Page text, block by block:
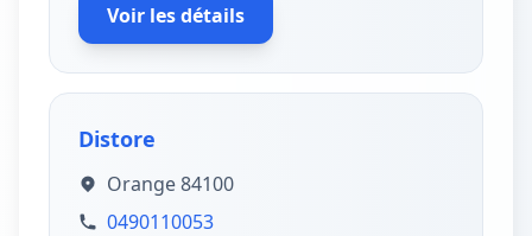
Voir les détails
Distore
Orange 84100
0490110053